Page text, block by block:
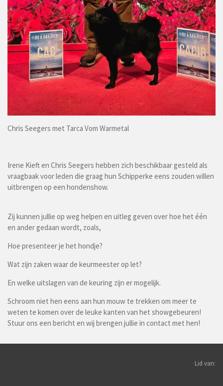
Chris Seegers met Tarca Vom Warmetal
Irene Kieft en Chris Seegers hebben zich beschikbaar gesteld als
vraagbaak voor leden die graag hun Schipperke eens zouden willen
uitbrengen op een hondenshow.
Zij kunnen jullie op weg helpen en uitleg geven over hoe het één
en ander gedaan wordt, zoals,
Hoe presenteer je het hondje?
Wat zijn zaken waar de keurmeester op let?
En welke uitslagen van de keuring zijn er mogelijk.
Schroom niet hen eens aan hun mouw te trekken om meer te
weten te komen over de leuke kanten van het showgebeuren!
Stuur ons een bericht en wij brengen jullie in contact met hen!
Lid van: